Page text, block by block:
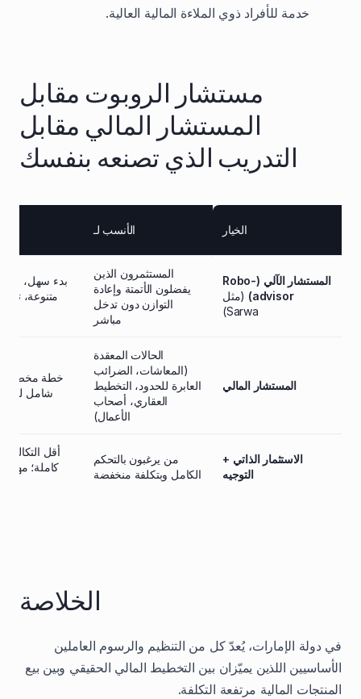
خدمة للأفراد ذوي الملاءة المالية العالية.
مستشار الروبوت مقابل
المستشار المالي مقابل
التدريب الذي تصنعه بنفسك
الخيار الأنسب لـ
المستشار الآلي (Robo-
advisor) (مثل
Sarwa)
المستثمرون الذين
يفضلون الأتمتة وإعادة
التوازن دون تدخل
مباشر
متنوعة،
المستشار المالي
الحالات المعقدة
(المعاشات، الضرائب
العابرة للحدود، التخطيط
العقاري، أصحاب
الأعمال)
خطة مخصصة،
شامل للأمور
الاستثمار الذاتي +
التوجيه
من يرغبون بالتحكم
الكامل وبتكلفة منخفضة
أقل
كاملة؛
الخلاصة
في دولة الإمارات، يُعدّ كل من التنظيم والرسوم العاملين
الأساسيين اللذين يميّزان بين التخطيط المالي الحقيقي وبين بيع
المنتجات المالية مرتفعة التكلفة.